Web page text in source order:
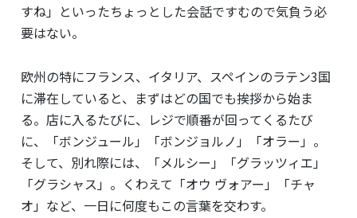
すね」といったちょっとした会話ですむので気負う必
要はない。
欧州の特にフランス、イタリア、スペインのラテン3国
に滞在していると、まずはどの国でも挨拶から始ま
る。店に入るたびに、レジで順番が回ってくるたび
に、「ボンジュール」「ボンジョルノ」「オラー」。
そして、別れ際には、「メルシー」「グラッツィエ」
「グラシャス」。くわえて「オウ ヴォアー」「チャ
オ」など、一日に何度もこの言葉を交わす。